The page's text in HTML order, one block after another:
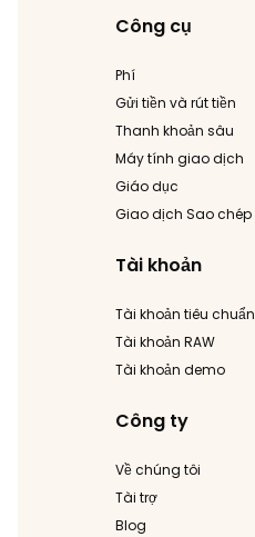
Công cụ
Phí
Gửi tiền và rút tiền
Thanh khoản sâu
Máy tính giao dịch
Giáo dục
Giao dịch Sao chép
Tài khoản
Tài khoản tiêu chuẩn
Tài khoản RAW
Tài khoản demo
Công ty
Về chúng tôi
Tài trợ
Blog